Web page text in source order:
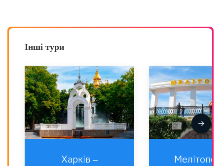
Інші тури
Харкiв –